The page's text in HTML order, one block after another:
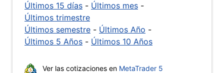
Últimos 15 días - Últimos mes -
Últimos trimestre
Últimos semestre - Últimos Año -
Últimos 5 Años - Últimos 10 Años
Ver las cotizaciones en MetaTrader 5